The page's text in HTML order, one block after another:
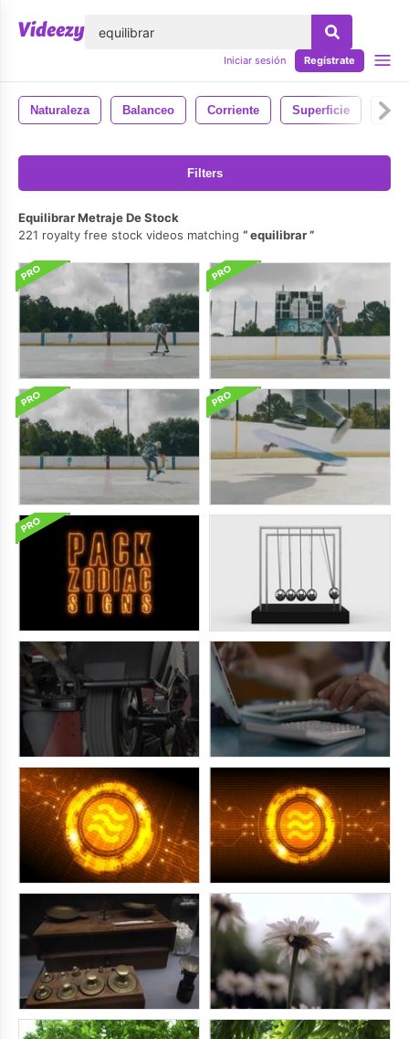
Iniciar sesión Regístrate
Naturaleza Balanceo Corriente Superficie H2o
Filters
Equilibrar Metraje De Stock
221 royalty free stock videos matching
equilibrar